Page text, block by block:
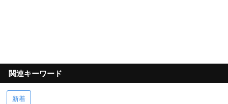
関連キーワード
新着